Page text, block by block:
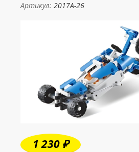
Артикул: 2017A-26
1 230 ₽